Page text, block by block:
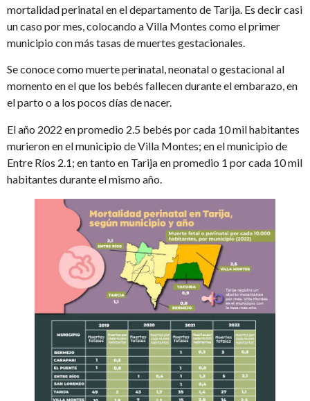
mortalidad perinatal en el departamento de Tarija. Es decir casi
un caso por mes, colocando a Villa Montes como el primer
municipio con más tasas de muertes gestacionales.
Se conoce como muerte perinatal, neonatal o gestacional al
momento en el que los bebés fallecen durante el embarazo, en
el parto o a los pocos días de nacer.
El año 2022 en promedio 2.5 bebés por cada 10 mil habitantes
murieron en el municipio de Villa Montes; en el municipio de
Entre Ríos 2.1; en tanto en Tarija en promedio 1 por cada 10 mil
habitantes durante el mismo año.